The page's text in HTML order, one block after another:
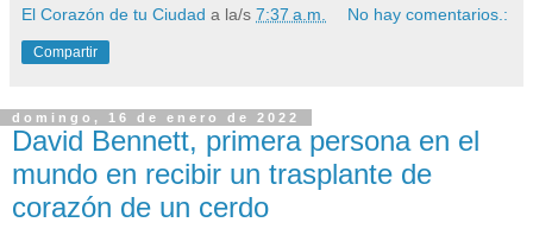
El Corazón de tu Ciudad a la/s 7:37 a.m. No hay comentarios.:
Compartir
domingo, 16 de enero de 2022
David Bennett, primera persona en el
mundo en recibir un trasplante de
corazón de un cerdo